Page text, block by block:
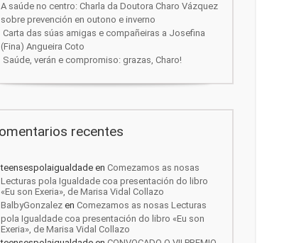
A saúde no centro: Charla da Doutora Charo Vázquez
sobre prevención en outono e inverno
Carta das súas amigas e compañeiras a Josefina
(Fina) Angueira Coto
Saúde, verán e compromiso: grazas, Charo!
recentes
teensespolaigualdade en Comezamos as nosas
Lecturas pola Igualdade coa presentación do libro
«Eu son Exeria», de Marisa Vidal Collazo
BalbyGonzalez en Comezamos as nosas Lecturas
pola Igualdade coa presentación do libro «Eu son
Exeria», de Marisa Vidal Collazo